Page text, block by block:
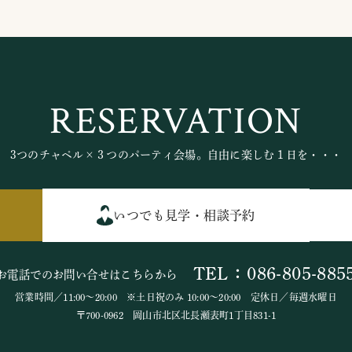
RESERVATION
3つのチャペル×３つのパーティ会場。自由に楽しむ１日を・・・
いつでも見学・相談予約
電話でのお問い合せはこちらから TEL：086-805-
営業時間／11:00～20:00 ※土日祝のみ 10:00～20:00 定休日／毎週水曜日
〒700-0962 岡山市北区北長瀬表町1丁目831-1